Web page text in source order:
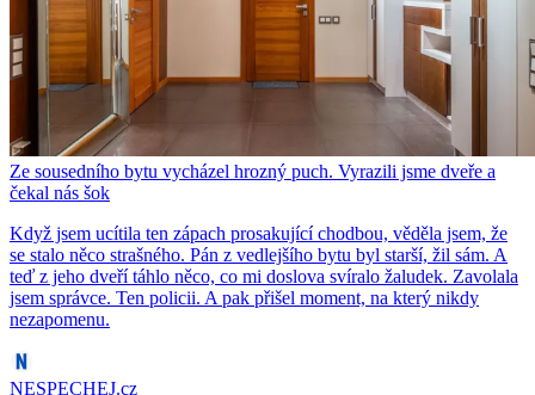
Ze sousedního bytu vycházel hrozný puch. Vyrazili jsme dveře a
čekal nás šok
Když jsem ucítila ten zápach prosakující chodbou, věděla jsem, že
se stalo něco strašného. Pán z vedlejšího bytu byl starší, žil sám. A
teď z jeho dveří táhlo něco, co mi doslova svíralo žaludek. Zavolala
jsem správce. Ten policii. A pak přišel moment, na který nikdy
nezapomenu.
NESPECHEJ.cz